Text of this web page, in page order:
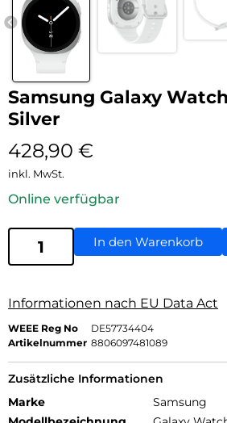
Samsung Galaxy
Silver
428,90 €
inkl. MwSt.
Online verfügbar
In den Warenkorb
Informationen nach EU Data Act
WEEE Reg No
DE57734404
Artikelnummer 8806097481089
Zusätzliche Informationen
Marke
Samsung